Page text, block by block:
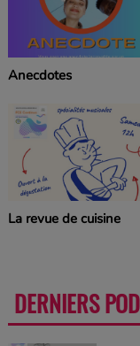
The Japanese
Découvrons toute la
DERNIERS